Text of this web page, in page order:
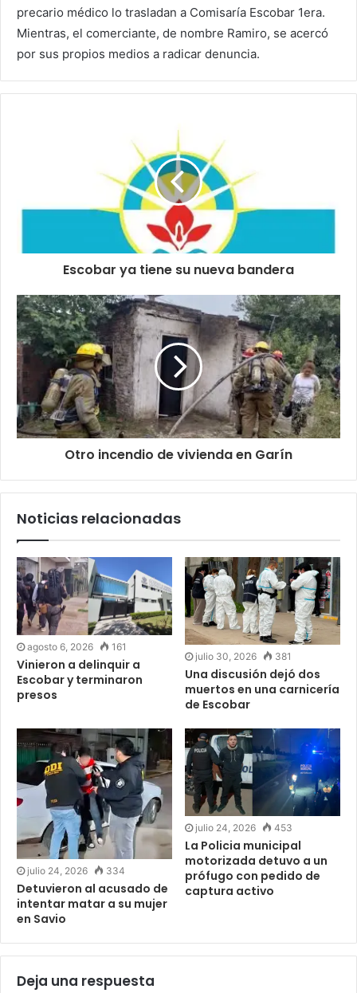
precario médico lo trasladan a Comisaría Escobar 1era.
Mientras, el comerciante, de nombre Ramiro, se acercó
por sus propios medios a radicar denuncia.
Escobar ya tiene su nueva bandera
Otro incendio de vivienda en Garín
Noticias relacionadas
agosto 6, 2026 161
Vinieron a delinquir a
Escobar y terminaron
presos
julio 30, 2026 381
Una discusión dejó dos
muertos en una carnicería
de Escobar
julio 24, 2026 334
Detuvieron al acusado de
intentar matar a su mujer
en Savio
julio 24, 2026 453
La Policia municipal
motorizada detuvo a un
prófugo con pedido de
captura activo
Deja una respuesta